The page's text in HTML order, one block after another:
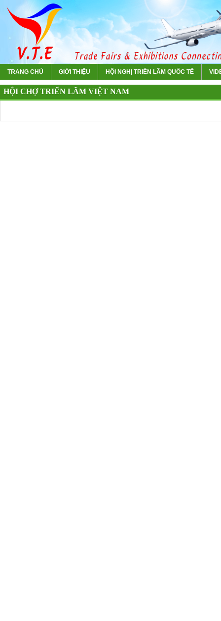
TRANG CHỦ GIỚI THIỆU HỘI NGHỊ TRIỂN LÃM QUỐC TẾ
HỘI CHỢ TRIỂN LÃM VIỆT NAM